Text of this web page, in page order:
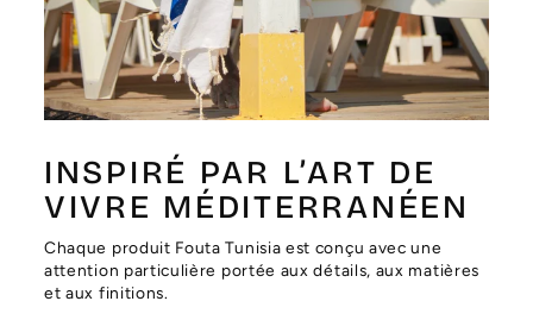
INSPIRÉ PAR L’ART DE
VIVRE MÉDITERRANÉEN
Chaque produit Fouta Tunisia est conçu avec une
attention particulière portée aux détails, aux matières
et aux finitions.